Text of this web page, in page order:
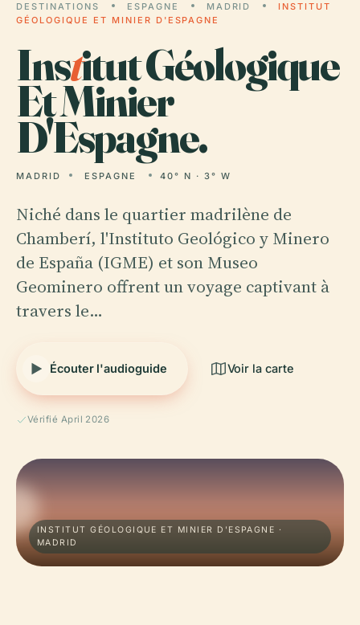
DESTINATIONS ESPAGNE MADRID
INSTITUT
GÉOLOGIQUE ET MINIER D'ESPAGNE
Institut Géologique
Et Minier
D'Espagne.
MADRID ESPAGNE 40° N · 3° W
Niché dans le quartier madrilène de
Chamberí, l'Instituto Geológico y Minero
de España (IGME) et son Museo
Geominero offrent un voyage captivant à
travers le…
Écouter l'audioguide Voir la carte
Vérifié April 2026
INSTITUT GÉOLOGIQUE ET MINIER D'ESPAGNE ·
MADRID